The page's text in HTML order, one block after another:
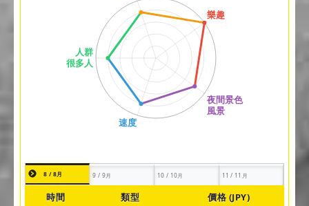
8 / 8月 9 / 9月 10 / 10月 11 / 11月
時間 類型 價格 (JPY)